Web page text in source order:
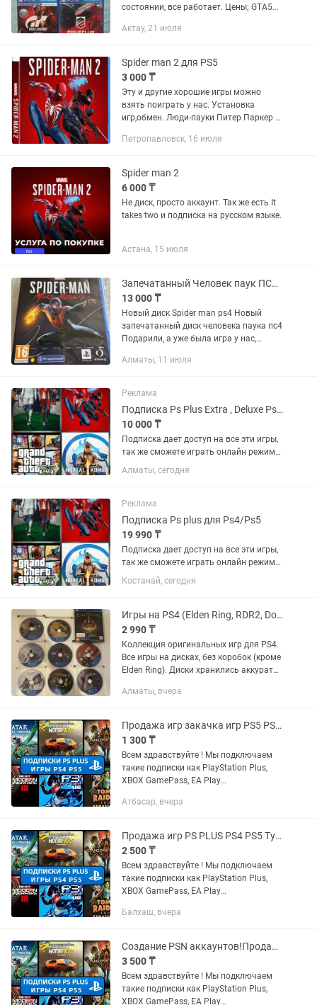
состоянии, все работает. Цены; GTA5
Актау, 21 июля
Spider man 2 для PS5
3 000 ₸
Эту и другие хорошие игры можно
взять поиграть у нас. Установка
игр,обмен. Люди-пауки Питер Паркер и
серьезным испытанием не только
Петропавловск, 16 июля
Spider man 2
6 000 ₸
Не диск, просто аккаунт. Так же есть It
takes two и подписка на русском языке.
Астана, 15 июля
Запечатанный Человек паук ПС4, Spider man ps4
13 000 ₸
Новый диск Spider man ps4 Новый
запечатанный диск человека паука пс4
Подарили, а уже была игра у нас,
новое запечатан
Алматы, 11 июля
Реклама
Подписка Ps Plus Extra , Deluxe Ps4/Ps5
10 000 ₸
Подписка дает доступ на все эти игры,
так же сможете играть онлайн режиме.
Хорошо сэкономитьте если купите
подписку. Mortal Kombat 1, Cyberpunk
Morales (2020)...
Алматы, сегодня
Реклама
Подписка Ps plus для Ps4/Ps5
19 990 ₸
Подписка дает доступ на все эти игры,
так же сможете играть онлайн режиме.
Хорошо сэкономитьте если купите
подписку. Mortal Kombat 1, Cyberpunk
Morales (2020)...
Костанай, сегодня
Игры на PS4 (Elden Ring, RDR2, Doom, Fallout, Assassin creed, и т.д.)
2 990 ₸
Коллекция оригинальных игр для PS4.
Все игры на дисках, без коробок (кроме
Elden Ring). Диски хранились аккуратно
трещин, полностью рабочие. - Elden
Алматы, вчера
Продажа игр закачка игр PS5 PS4 Подписки Extra Deluxe Xbox psn
1 300 ₸
Всем здравствуйте ! Мы подключаем
такие подписки как PlayStation Plus,
XBOX GamePass, EA Play
XBOX STORE: FC25, WUKONG, ASTRO
DUTY...
Атбасар, вчера
Продажа игр PS PLUS PS4 PS5 Турция Украина PSN PS Store Подписка Xbox
2 500 ₸
Всем здравствуйте ! Мы подключаем
такие подписки как PlayStation Plus,
XBOX GamePass, EA Play
XBOX STORE: FC25, WUKONG, ASTRO
DUTY...
Балхаш, вчера
Создание PSN аккаунтов!Продажа Игр Ps plus PS5 PS4 Gamepass xbox
3 500 ₸
Всем здравствуйте ! Мы подключаем
такие подписки как PlayStation Plus,
XBOX GamePass, EA Play